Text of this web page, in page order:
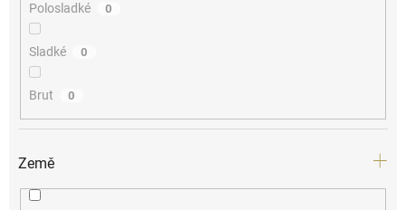
Polosladké 0
Sladké 0
Brut 0
Země